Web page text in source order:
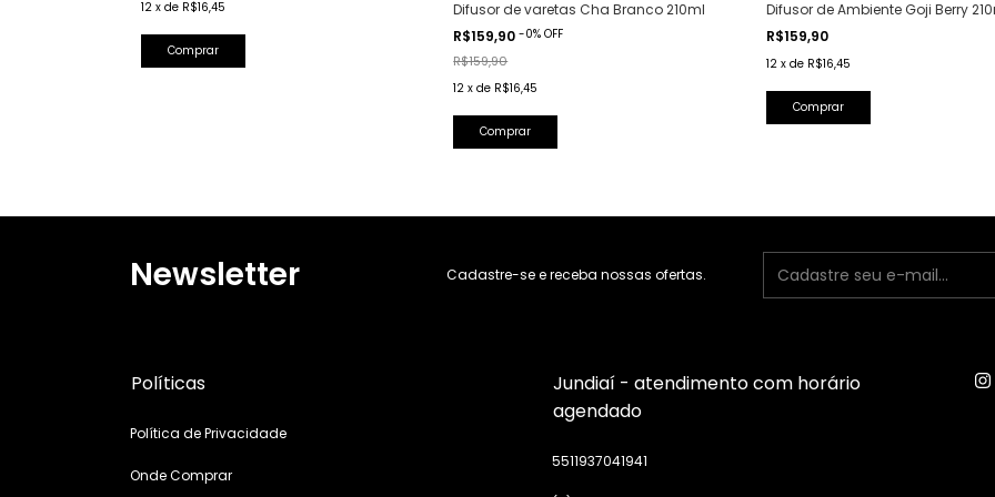
12 x de R$16,45
Difusor de varetas Cha Branco 210ml
R$159,90-0%OFF
R$159,90
12 xde R$16,45
Difusor de Ambiente Goji Berry
R$159,90
12 x de R$16,45
Newsletter Cadastre-se e receba nossas ofertas.
Políticas
Política de Privacidade
Onde Comprar
Jundiaí - atendimento com horário
agendado
5511937041941